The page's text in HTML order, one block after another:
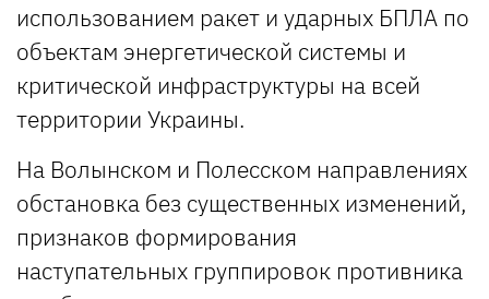
использованием ракет и ударных БПЛА по
объектам энергетической системы и
критической инфраструктуры на всей
территории Украины.
На Волынском и Полесском направлениях
обстановка без существенных изменений,
признаков формирования
наступательных группировок противника